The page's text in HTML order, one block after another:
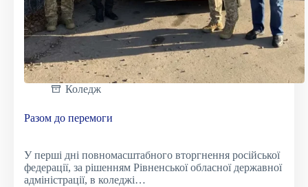
Коледж
Разом до перемоги
У перші дні повномасштабного вторгнення російської
федерації, за рішенням Рівненської обласної державної
адміністрації, в коледжі…